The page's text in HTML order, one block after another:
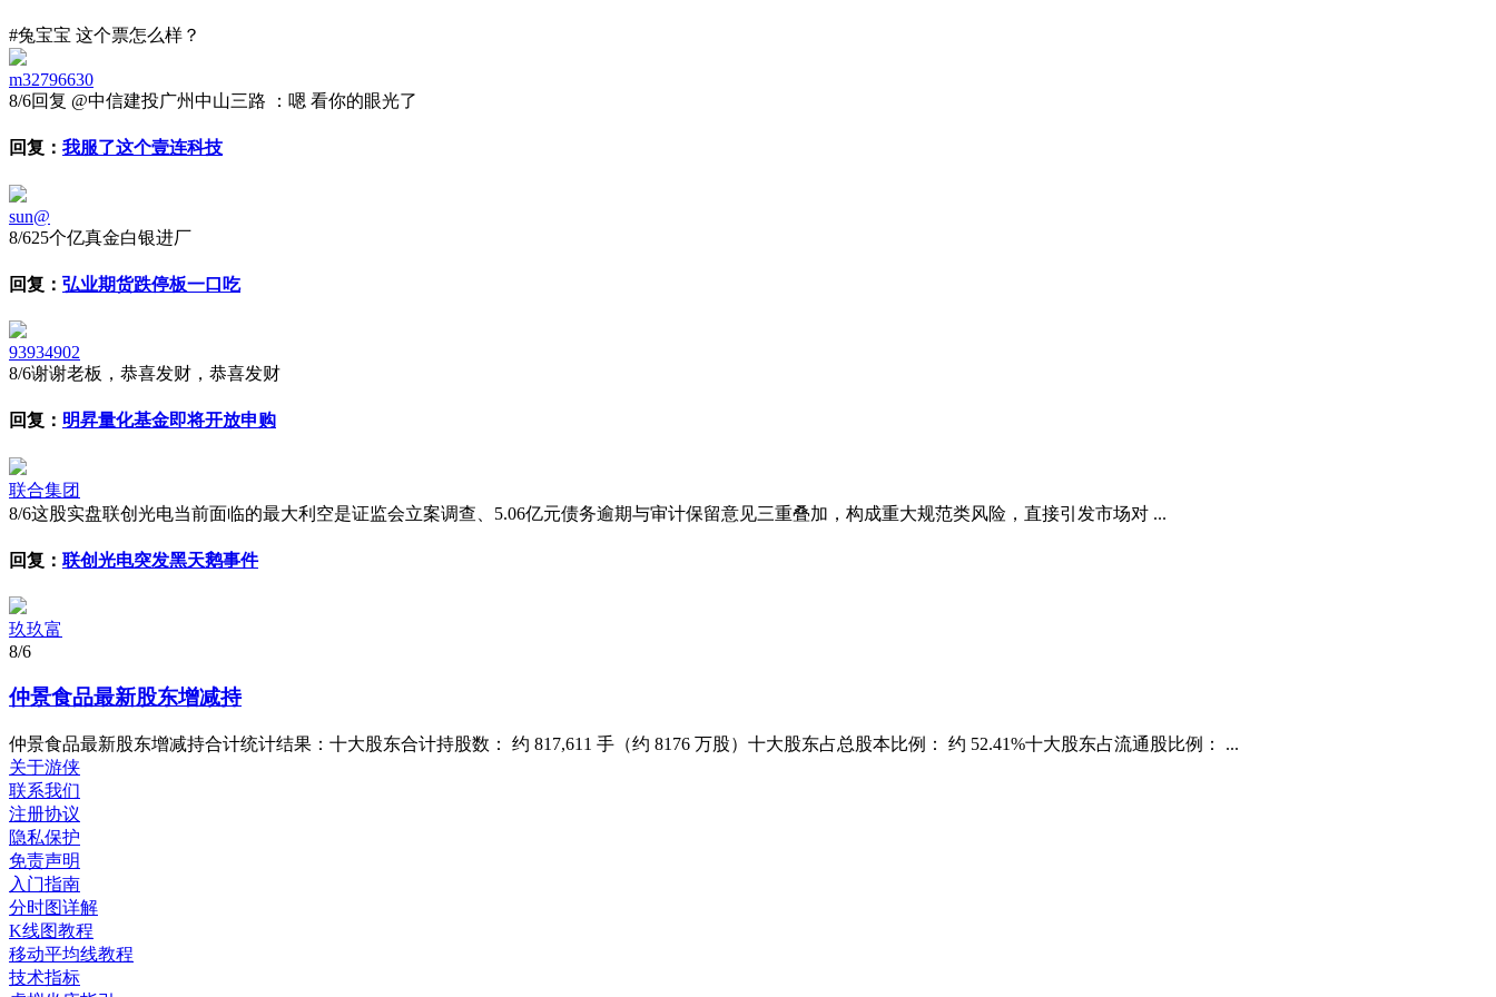
#兔宝宝 这个票怎么样？
m32796630
8/6回复 @中信建投广州中山三路 ：嗯 看你的眼光了
回复： 我服了这个壹连科技
sun@
8/625个亿真金白银进厂
回复： 弘业期货跌停板一口吃
93934902
8/6谢谢老板，恭喜发财，恭喜发财
回复： 明昇量化基金即将开放申购
联合集团
8/6这股实盘联创光电当前面临的最大利空是‌证监会立案调查、5.06亿元债务逾期与审计保留意见三重叠加‌，构成重大规范类风险，直接引发市场对 ...
回复： 联创光电突发黑天鹅事件
玖玖富
8/6
仲景食品最新股东增减持
仲景食品最新股东增减持合计统计结果：十大股东合计持股数： 约 817,611 手（约 8176 万股）十大股东占总股本比例： 约 52.41%十大股东占流通股比例： ...
关于游侠
联系我们
注册协议
隐私保护
免责声明
入门指南
分时图详解
K线图教程
移动平均线教程
技术指标